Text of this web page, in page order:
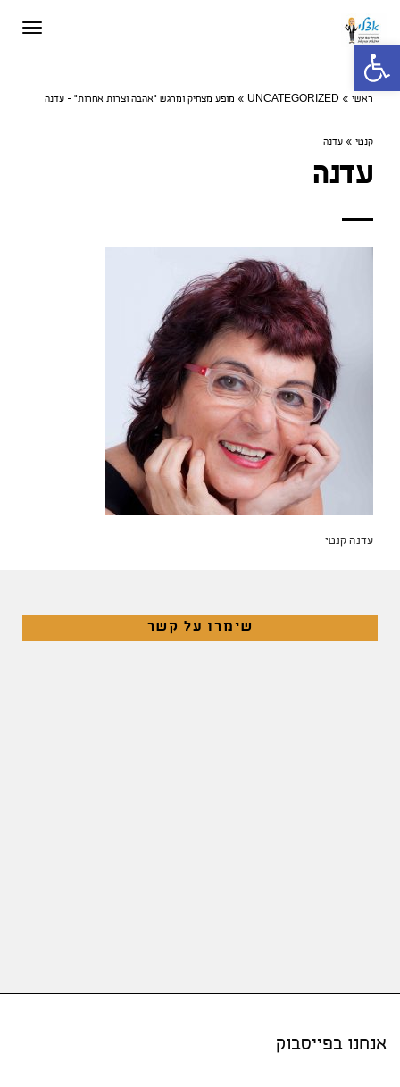
פתח סרגל נגישות
ראשי »
UNCATEGORIZED
» מופע מצחיק ומרגש "אהבה וצרות אחרות" - עדנה
קנטי » עדנה
עדנה
עדנה קנטי
שימרו על קשר
אנחנו בפייסבוק